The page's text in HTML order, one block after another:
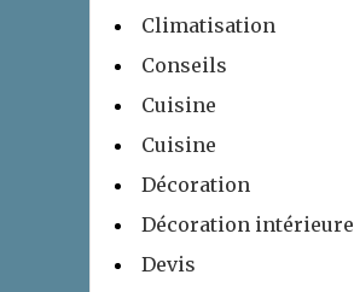
Climatisation
Conseils
Cuisine
Cuisine
Décoration
Décoration intérieure
Devis